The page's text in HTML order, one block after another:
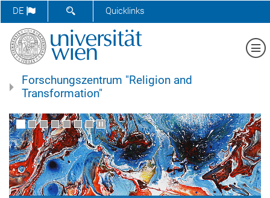
DE SUCHFORMULAR ÖFFNEN
Quicklinks
Forschungszentrum "Religion and
Transformation"